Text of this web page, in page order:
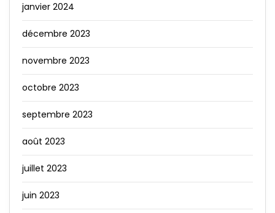
janvier 2024
décembre 2023
novembre 2023
octobre 2023
septembre 2023
août 2023
juillet 2023
juin 2023